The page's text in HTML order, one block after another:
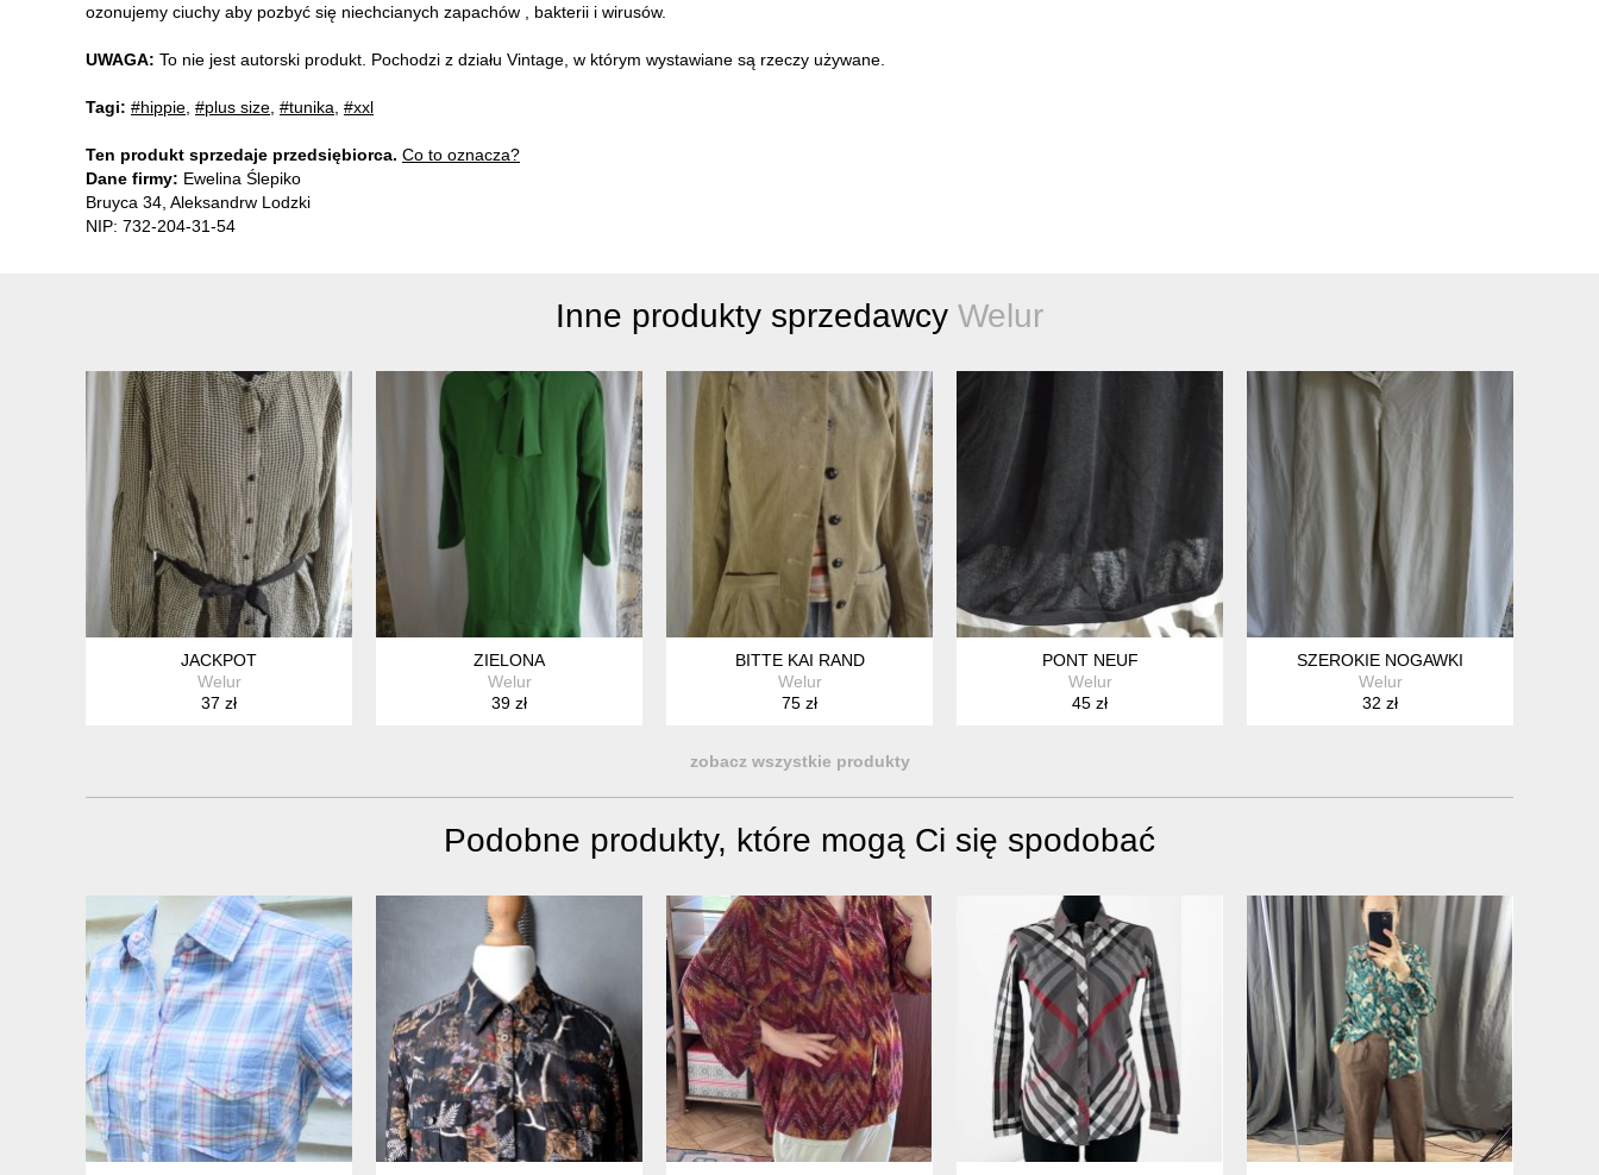
ozonujemy ciuchy aby pozbyć się niechcianych zapachów , bakterii i wirusów.
UWAGA: To nie jest autorski produkt. Pochodzi z działu Vintage, w którym wystawiane są rzeczy używane.
Tagi: #hippie #plus size #tunika #xxl
Ten produkt sprzedaje przedsiębiorca. Co to oznacza?
Dane firmy: Ewelina Ślepiko
Bruyca 34, Aleksandrw Lodzki
NIP: 732-204-31-54
Inne produkty sprzedawcy Welur
JACKPOT
Welur
37 zł
ZIELONA
Welur
39 zł
BITTE KAI RAND
Welur
75 zł
PONT NEUF
Welur
45 zł
SZEROKIE NOGAWKI
Welur
32 zł
zobacz wszystkie produkty
Podobne produkty, które mogą Ci się spodobać